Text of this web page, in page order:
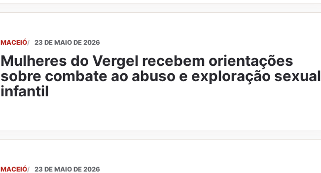
MACEIÓ 23 DE MAIO DE 2026
Mulheres do Vergel recebem orientações
sobre combate ao abuso e exploração sexual
infantil
MACEIÓ 23 DE MAIO DE 2026